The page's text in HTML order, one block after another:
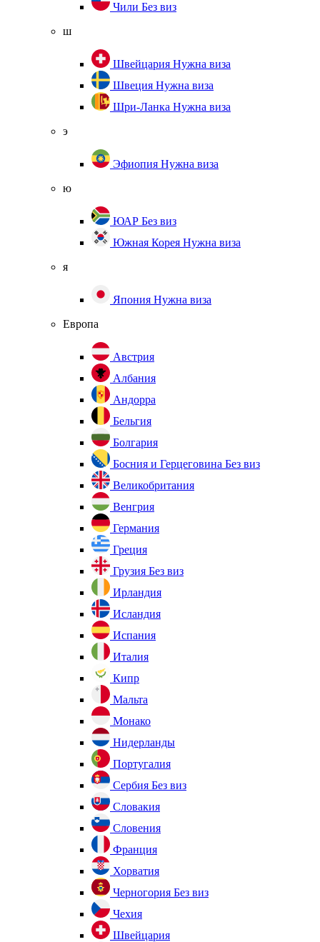
Чили Без виз
ш
Швейцария Нужна виза
Швеция Нужна виза
Шри-Ланка Нужна виза
э
Эфиопия Нужна виза
ю
ЮАР Без виз
Южная Корея Нужна виза
я
Япония Нужна виза
Европа
Австрия
Албания
Андорра
Бельгия
Болгария
Босния и Герцеговина Без виз
Великобритания
Венгрия
Германия
Греция
Грузия Без виз
Ирландия
Исландия
Испания
Италия
Кипр
Мальта
Монако
Нидерланды
Португалия
Сербия Без виз
Словакия
Словения
Франция
Хорватия
Черногория Без виз
Чехия
Швейцария